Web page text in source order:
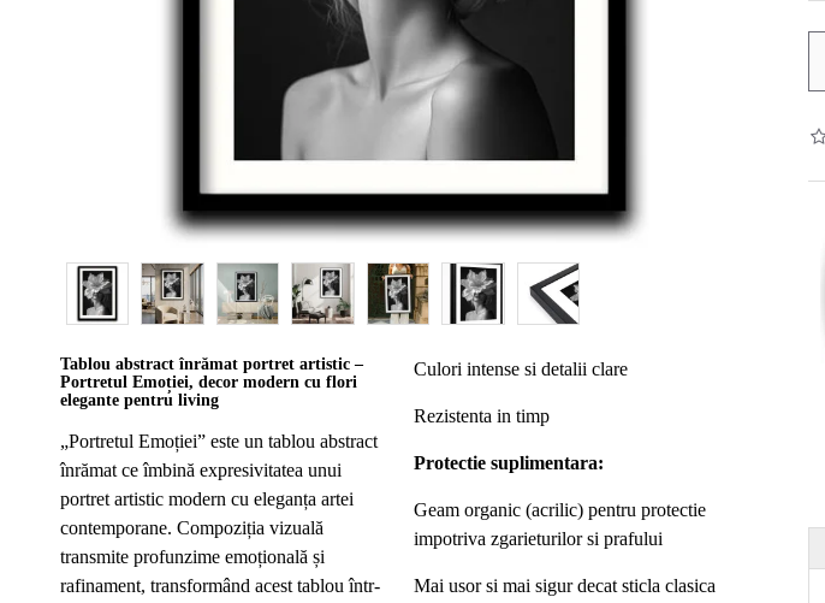
Tablou abstract înrămat portret artistic –
Portretul Emoției, decor modern cu flori
elegante pentru living
„Portretul Emoției” este un tablou abstract
înrămat ce îmbină expresivitatea unui
portret artistic modern cu eleganța artei
contemporane. Compoziția vizuală
transmite profunzime emoțională și
rafinament, transformând acest tablou într-
Culori intense si detalii clare
Rezistenta in timp
Protectie suplimentara:
Geam organic (acrilic) pentru protectie
impotriva zgarieturilor si prafului
Mai usor si mai sigur decat sticla clasica